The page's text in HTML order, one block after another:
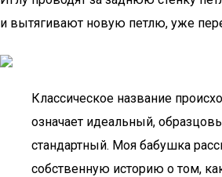
и вытягивают новую петлю, уже
Классическое название
означает идеальный,
стандартный. Моя бабушка
собственную историю о том,